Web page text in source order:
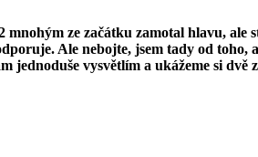
ze začátku zamotal hlavu, ale
Ale nebojte, jsem tady od
jednoduše vysvětlím a ukážeme si